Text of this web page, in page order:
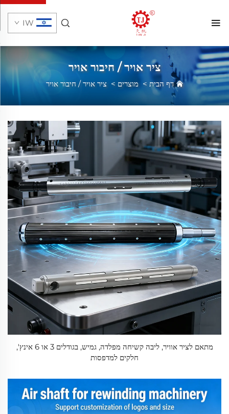
IW
ציר אויר / חיבור אויר
דף הבית >מוצרים >ציר אויר / חיבור אויר
מתאם לציר אוויר, ליבה קשיחה מפלדה, גמיש, בגודלים 3 או 6 אינץ',
חלקים למדפסות